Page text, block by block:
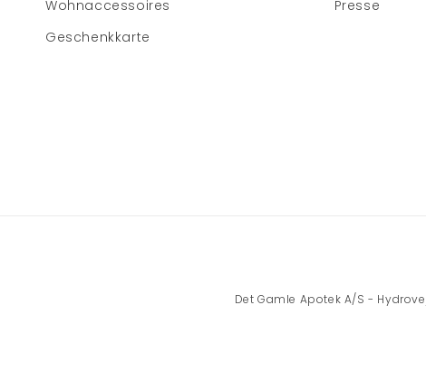
Wohnaccessoires
Geschenkkarte
Presse
Det Gamle Apotek A/S -